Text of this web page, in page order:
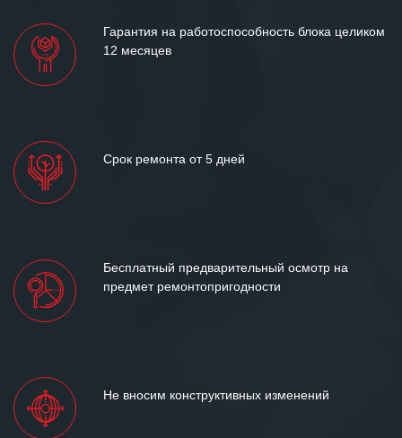
Гарантия на работоспособность блока целиком
12 месяцев
Срок ремонта от 5 дней
Бесплатный предварительный осмотр на
предмет ремонтопригодности
Не вносим конструктивных изменений